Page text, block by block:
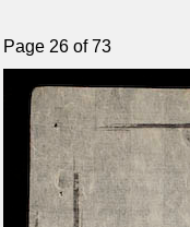
Page 26 of 73